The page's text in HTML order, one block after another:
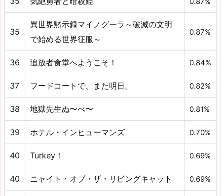
35
異世界黙示録マイノグーラ～破滅の文明
で始める世界征服～
0.87%
36 追放者食堂へようこそ！ 0.84%
37 フードコートで、また明日。 0.82%
38 地獄先生ぬ〜べ〜 0.81%
39 ホテル・インヒューマンズ 0.70%
40 Turkey！ 0.69%
40 ニャイト・オブ・ザ・リビングキャット 0.69%